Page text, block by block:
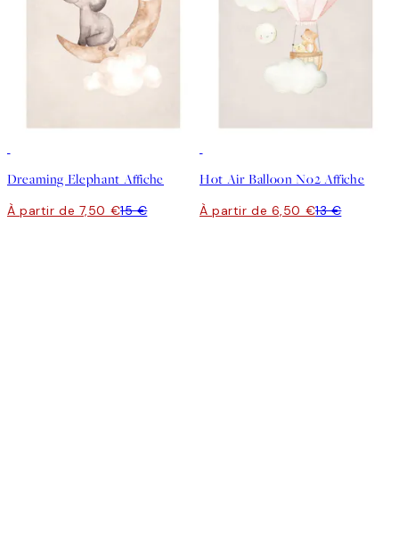
Dreaming Elephant Affiche
À partir de 7,50 €15 €
Hot Air Balloon No2 Affiche
À partir de 6,50 €13 €